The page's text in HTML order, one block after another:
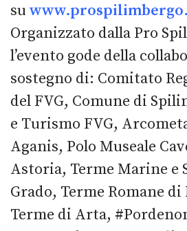
su
Organizzato dalla Pro
l’evento gode della
sostegno di: Comitato
del FVG, Comune di
e Turismo FVG,
Aganis, Polo Museale
Astoria, Terme Marine e
Grado, Terme Romane
Terme di Arta,